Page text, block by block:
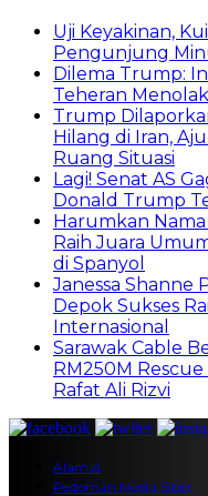
Uji Keyakinan,
Pengunjung
Dilema Trump:
Teheran
Trump
Hilang di Iran,
Ruang Situasi
Lagi! Senat AS
Donald Trump
Harumkan Nama
Raih Juara
di Spanyol
Janessa Shanne
Depok Sukses
Internasional
Sarawak Cable
RM250M
Rafat Ali Rizvi
Alamat
Pedoman Media Siber